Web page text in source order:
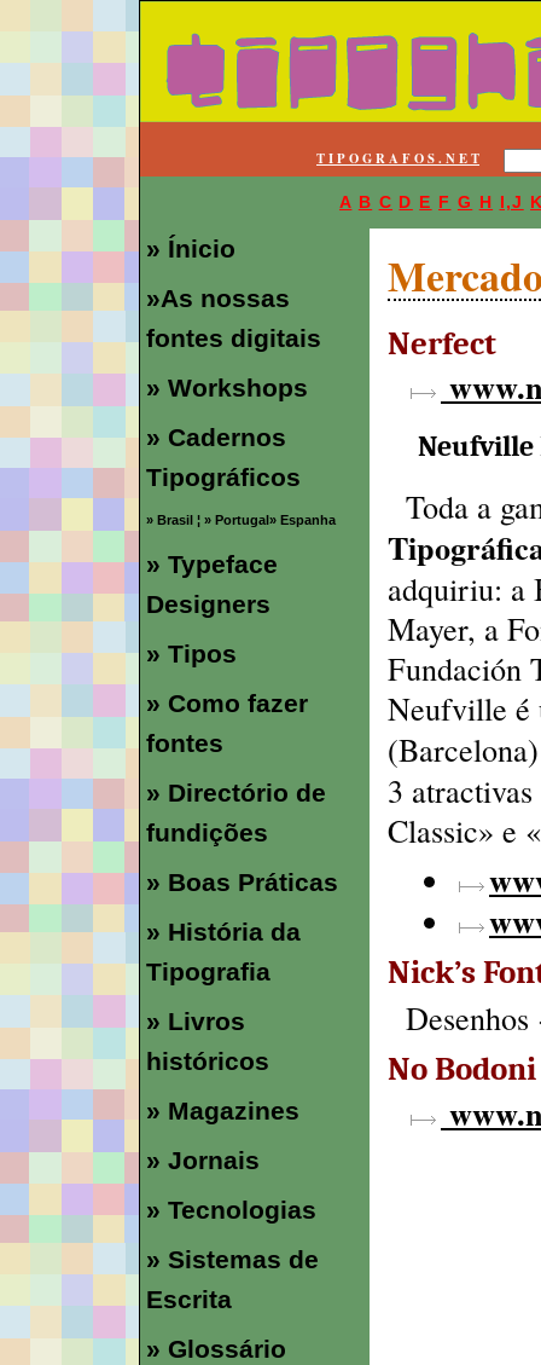
T I P O G R A F O S . N E T
A B C D E F G H I,J
» Ínicio
»As nossas
fontes digitais
» Workshops
» Cadernos
Tipográficos
» Brasil ¦ » Portugal» Espanha
» Typeface
Designers
» Tipos
» Como fazer
fontes
» Directório de
fundições
» Boas Práticas
» História da
Tipografia
» Livros
históricos
» Magazines
» Jornais
» Tecnologias
» Sistemas de
Escrita
» Glossário
Nerfect
Toda a
adquiriu: a
Mayer, a
Fundación
Neufville é
3
Classic» e
Nick’s
No Bodoni